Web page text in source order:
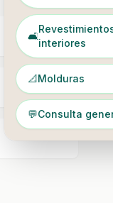
🛋️
interiores
📐Molduras
💬Consulta